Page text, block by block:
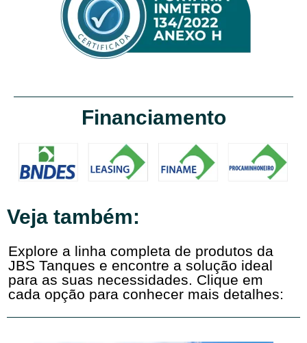
Financiamento
Veja também:
Explore a linha completa de produtos da
JBS Tanques e encontre a solução ideal
para as suas necessidades. Clique em
cada opção para conhecer mais detalhes: